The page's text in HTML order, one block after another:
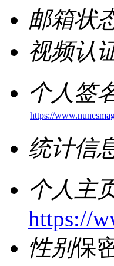
邮箱状
视频认
个人签
https://
统计信
个人主
https://
性别保